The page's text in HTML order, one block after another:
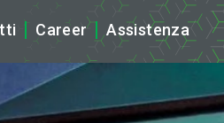
Career Assistenza